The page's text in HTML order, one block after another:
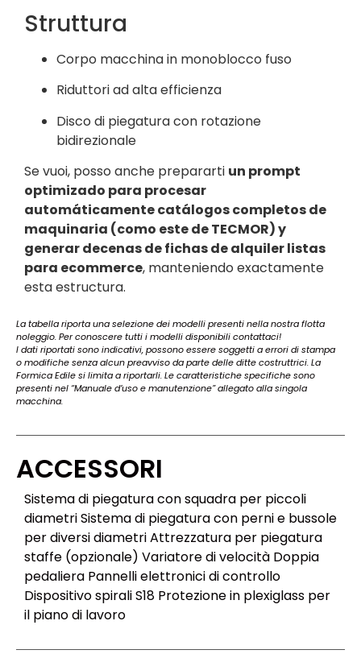
Struttura
Corpo macchina in monoblocco fuso
Riduttori ad alta efficienza
Disco di piegatura con rotazione
bidirezionale
Se vuoi, posso anche prepararti un prompt
optimizado para procesar
automáticamente catálogos completos de
maquinaria (como este de TECMOR) y
generar decenas de fichas de alquiler listas
para ecommerce, manteniendo exactamente
esta estructura.
La tabella riporta una selezione dei modelli presenti nella nostra flotta
noleggio. Per conoscere tutti i modelli disponibili contattaci!
I dati riportati sono indicativi, possono essere soggetti a errori di stampa
o modifiche senza alcun preavviso da parte delle ditte costruttrici. La
Formica Edile si limita a riportarli. Le caratteristiche specifiche sono
presenti nel “Manuale d’uso e manutenzione” allegato alla singola
macchina.
ACCESSORI
Sistema di piegatura con squadra per piccoli
diametri Sistema di piegatura con perni e bussole
per diversi diametri Attrezzatura per piegatura
staffe (opzionale) Variatore di velocità Doppia
pedaliera Pannelli elettronici di controllo
Dispositivo spirali S18 Protezione in plexiglass per
il piano di lavoro